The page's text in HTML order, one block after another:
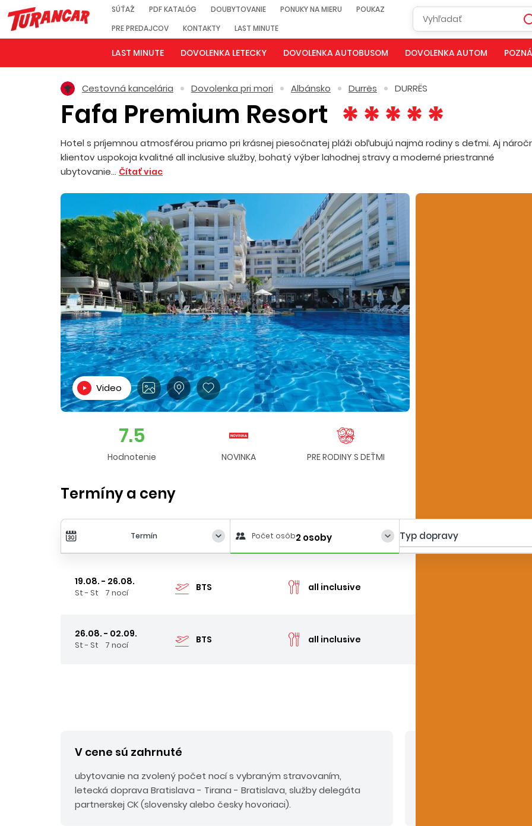
SÚŤAŽ PDF KATALÓG DOUBYTOVANIE PONUKY NA MIERU
POUKAZ
PRE PREDAJCOV
KONTAKTY LAST MINUTE
LAST MINUTE DOVOLENKA LETECKY DOVOLENKA AUTOBUSOM DOVOLENKA AUTOM
Cestovná kancelária Dovolenka pri mori Albánsko Durrës DURRËS
Fafa Premium Resort
Hotel s príjemnou atmosférou priamo pri krásnej piesočnatej pláži obľubujú najmä rodiny s deťmi. Aj
klientov uspokoja kvalitné all inclusive služby, bohatý výber lahodnej stravy a moderné priestranné
ubytovanie... Čítať viac
Video
7.5
Hodnotenie NOVINKA PRE RODINY S DEŤMI
Termíny a ceny
Termín Počet osôb2 osoby Typ dopravy
19.08. - 26.08.
St - St 7 nocí BTS all inclusive
26.08. - 02.09.
St - St 7 nocí BTS all inclusive
V cene sú zahrnuté
ubytovanie na zvolený počet nocí s vybraným stravovaním,
letecká doprava Bratislava - Tirana - Bratislava, služby delegáta
partnerskej CK (slovensky alebo česky hovoriaci).